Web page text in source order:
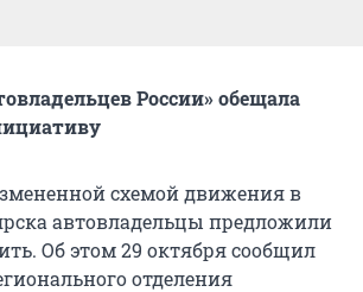
России» обещала
схемой движения в
автовладельцы предложили
Об этом 29 октября сообщил
отделения